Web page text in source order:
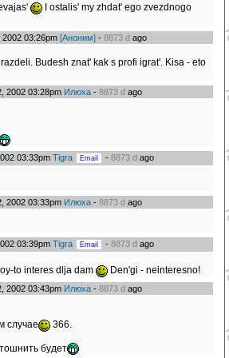
I ostalis' my zhdat' ego zvezdnogo
03:26pm [Аноним]- 8873 dago
Budesh znat' kak s profi igrat'. Kisa - eto
2002 03:28pm Илюха - 8873 d ago
03:33pm Tigra - 8873 dago
2002 03:33pm Илюха - 8873 d ago
03:39pm Tigra - 8873 dago
to interes dlja dam Den'gi - neinteresno!
2002 03:43pm Илюха - 8873 d ago
случае
366.
будет